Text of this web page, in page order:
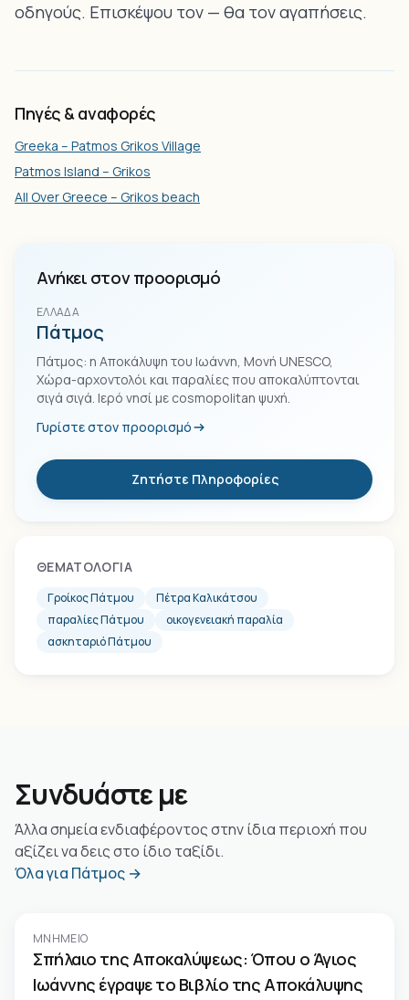
οδηγούς. Επισκέψου τον — θα τον αγαπήσεις.
Πηγές & αναφορές
Greeka – Patmos Grikos Village
Patmos Island – Grikos
All Over Greece – Grikos beach
Ανήκει στον προορισμό
ΕΛΛΆΔΑ
Πάτμος
Πάτμος: η Αποκάλυψη του Ιωάννη, Μονή UNESCO,
Χώρα-αρχοντολόι και παραλίες που αποκαλύπτονται
σιγά σιγά. Ιερό νησί με cosmopolitan ψυχή.
Γυρίστε στον προορισμό
Ζητήστε Πληροφορίες
ΘΕΜΑΤΟΛΟΓΊΑ
Γροίκος Πάτμου
Πέτρα Καλικάτσου
παραλίες Πάτμου
οικογενειακή παραλία
ασκηταριό Πάτμου
Συνδυάστε με
Άλλα σημεία ενδιαφέροντος στην ίδια περιοχή που
αξίζει να δεις στο ίδιο ταξίδι.
Όλα για Πάτμος →
ΜΝΗΜΕΊΟ
Σπήλαιο της Αποκαλύψεως: Όπου ο Άγιος
Ιωάννης έγραψε το Βιβλίο της Αποκάλυψης